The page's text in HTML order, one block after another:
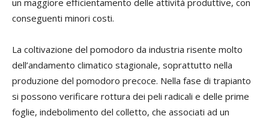
un maggiore efficientamento delle attività produttive, con
conseguenti minori costi.
La coltivazione del pomodoro da industria risente molto
dell’andamento climatico stagionale, soprattutto nella
produzione del pomodoro precoce. Nella fase di trapianto
si possono verificare rottura dei peli radicali e delle prime
foglie, indebolimento del colletto, che associati ad un